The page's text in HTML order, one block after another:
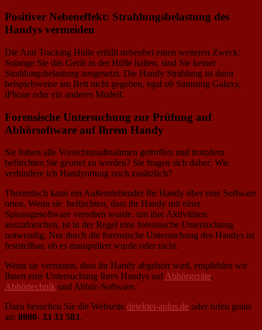
Positiver Nebeneffekt: Strahlungsbelastung des
Handys vermeiden
Die Anti Tracking Hülle erfüllt nebenbei einen weiteren Zweck:
Solange Sie das Gerät in der Hülle halten, sind Sie keiner
Strahlungsbelastung ausgesetzt. Die Handy Strahlung ist dann
beispielsweise am Bett nicht gegeben, egal ob Samsung Galaxy,
iPhone oder ein anderes Modell.
Forensische Untersuchung zur Prüfung auf
Abhörsoftware auf Ihrem Handy
Sie haben alle Vorsichtsmaßnahmen getroffen und trotzdem
befürchten Sie geortet zu werden? Sie fragen sich daher: Wie
verhindere ich Handyortung noch zusätzlich?
Theoretisch kann ein Außenstehender Ihr Handy über eine Software
orten. Wenn sie befürchten, dass ihr Handy mit einer
Spionagesoftware versehen wurde, um ihre Aktivitäten
auszuforschen, ist in der Regel eine forensische Untersuchung
notwendig. Nur durch die forensische Untersuchung des Handys ist
feststellbar, ob es manipuliert wurde oder nicht.
Wenn sie vermuten, dass ihr Handy abgehört wird, empfehlen wir
Ihnen eine Untersuchung Ihres Handys auf Abhörgeräte,
Abhörtechnik und Abhör-Software.
Dazu besuchen Sie die Webseite detektei-aplus.de oder rufen gratis
an: 0800- 33 33 583.